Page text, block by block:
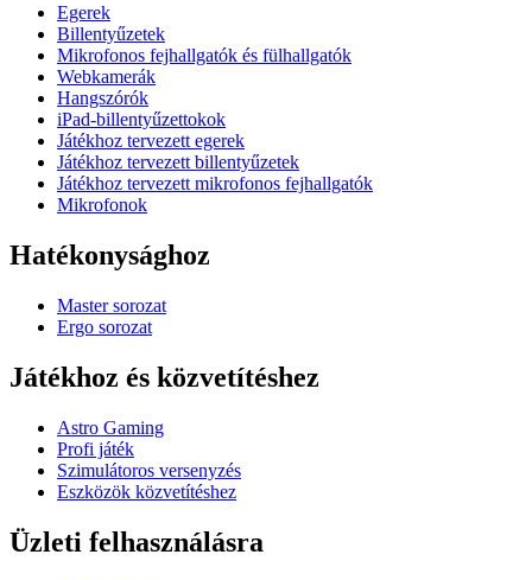
Egerek
Billentyűzetek
Mikrofonos fejhallgatók és fülhallgatók
Webkamerák
Hangszórók
iPad-billentyűzettokok
Játékhoz tervezett egerek
Játékhoz tervezett billentyűzetek
Játékhoz tervezett mikrofonos fejhallgatók
Mikrofonok
Hatékonysághoz
Master sorozat
Ergo sorozat
Játékhoz és közvetítéshez
Astro Gaming
Profi játék
Szimulátoros versenyzés
Eszközök közvetítéshez
Üzleti felhasználásra